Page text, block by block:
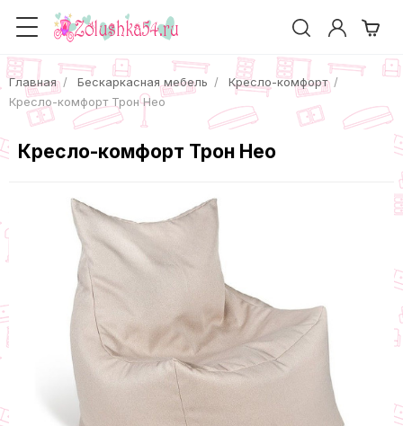
Главная Бескаркасная мебель
Кресло-комфорт
Кресло-комфорт Трон Нео
Кресло-комфорт Трон Нео